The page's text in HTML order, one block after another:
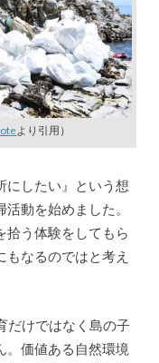
より引用）
にしたい』という想
動を始めました。
拾う体験をしてもら
なるのではと考え
だけではなく島の子
。価値ある自然環境